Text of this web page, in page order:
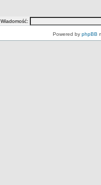
Wiadomość:
Powered by phpBB